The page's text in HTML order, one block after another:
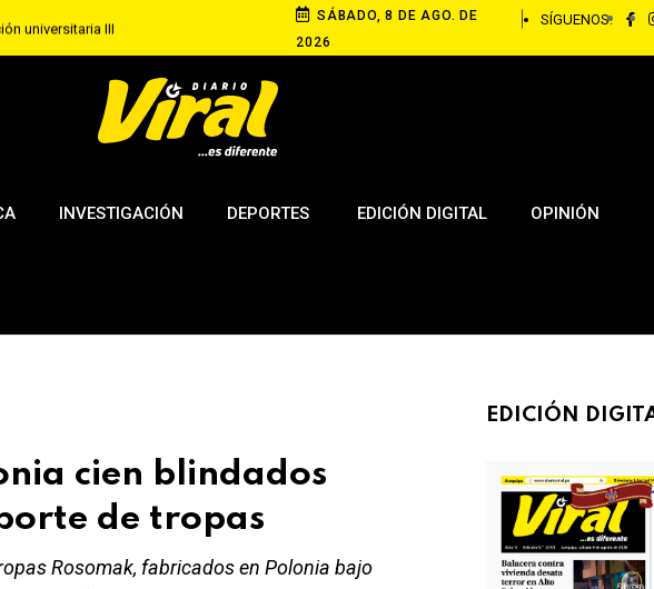
universitaria III
y representante de Lionel Messi
SÁBADO, 8 DE AGO. DE
2026
SÍGUENOS:
INVESTIGACIÓN DEPORTES EDICIÓN DIGITAL OPINIÓN
cien blindados
de tropas
Rosomak, fabricados en Polonia bajo
EDICIÓN